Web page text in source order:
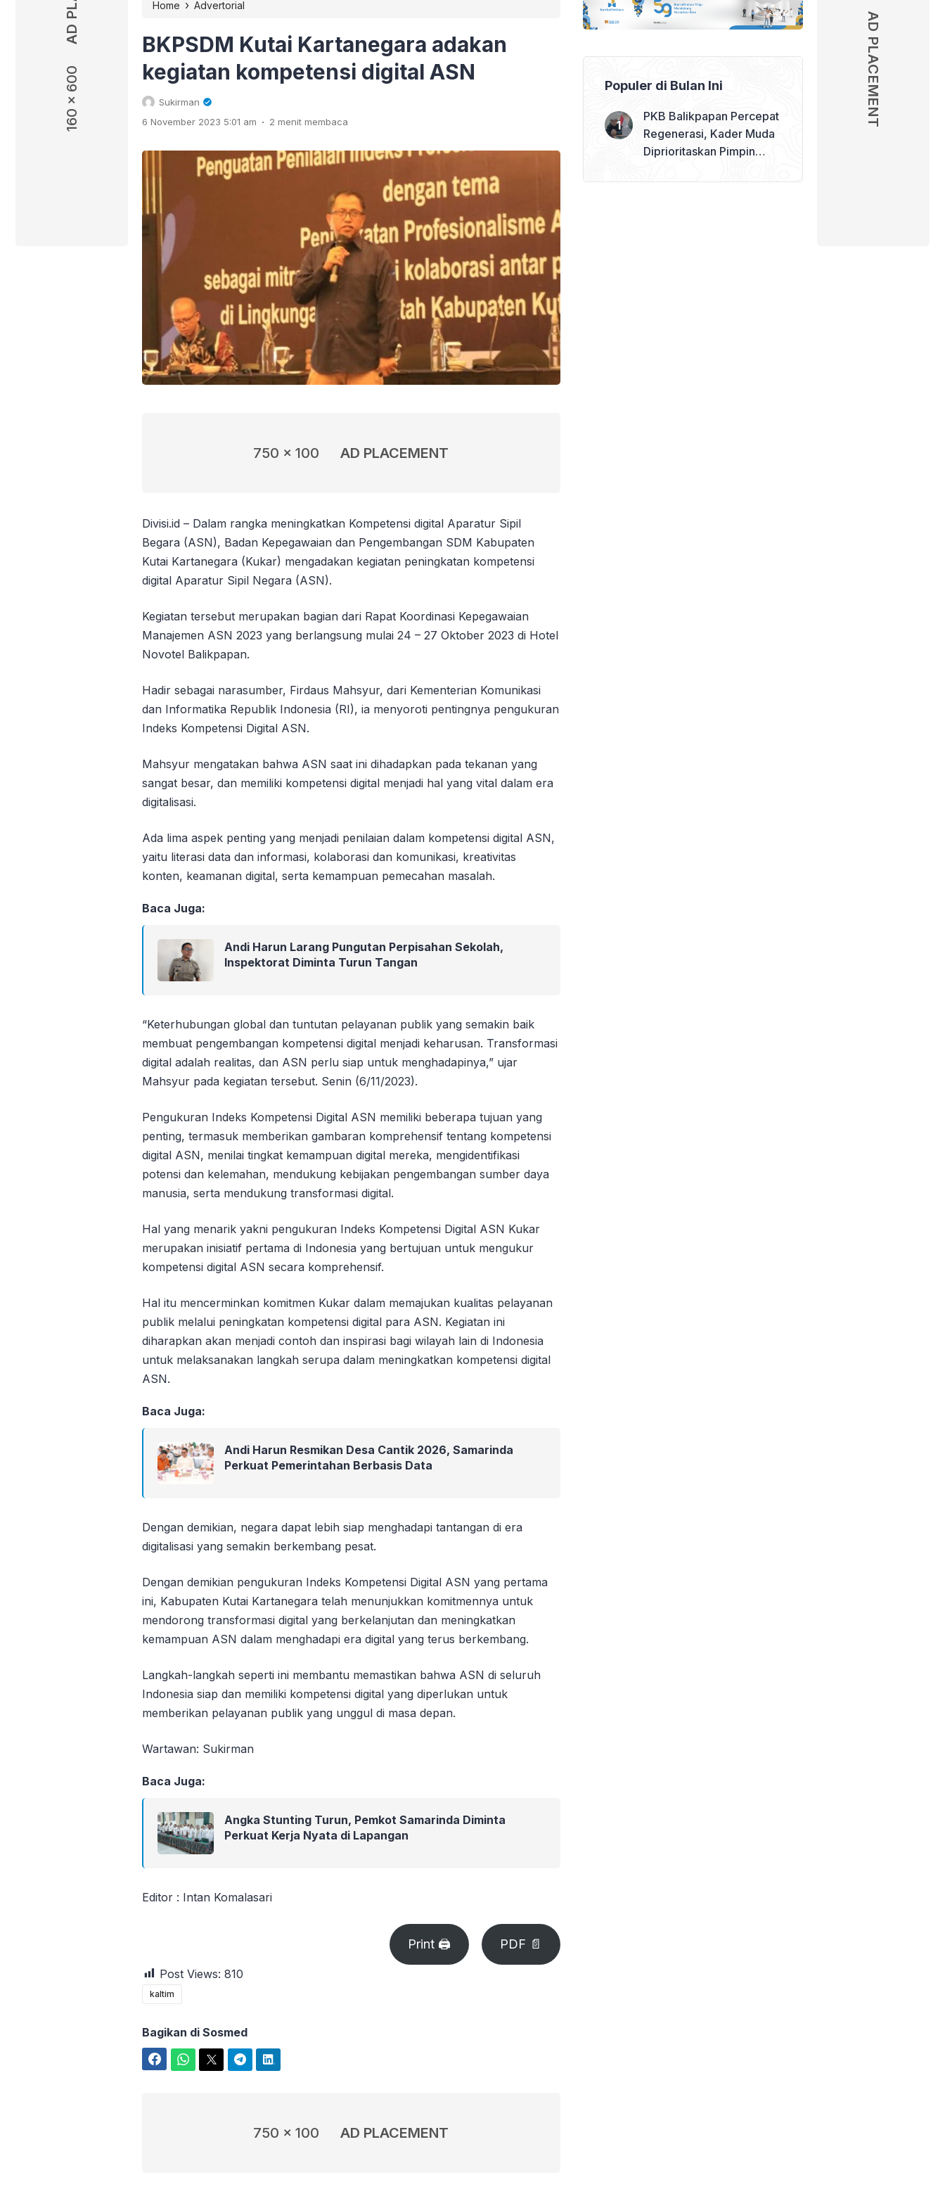
160 x 600 AD PLACEMENT
Home › Advertorial
BKPSDM Kutai Kartanegara adakan
kegiatan kompetensi digital ASN
Sukirman
6 November 2023 5:01 am . 2 menit membaca
750 x 100 AD PLACEMENT
Divisi.id – Dalam rangka meningkatkan Kompetensi digital Aparatur Sipil
Begara (ASN), Badan Kepegawaian dan Pengembangan SDM Kabupaten
Kutai Kartanegara (Kukar) mengadakan kegiatan peningkatan kompetensi
digital Aparatur Sipil Negara (ASN).
Kegiatan tersebut merupakan bagian dari Rapat Koordinasi Kepegawaian
Manajemen ASN 2023 yang berlangsung mulai 24 – 27 Oktober 2023 di Hotel
Novotel Balikpapan.
Hadir sebagai narasumber, Firdaus Mahsyur, dari Kementerian Komunikasi
dan Informatika Republik Indonesia (RI), ia menyoroti pentingnya pengukuran
Indeks Kompetensi Digital ASN.
Mahsyur mengatakan bahwa ASN saat ini dihadapkan pada tekanan yang
sangat besar, dan memiliki kompetensi digital menjadi hal yang vital dalam era
digitalisasi.
Ada lima aspek penting yang menjadi penilaian dalam kompetensi digital ASN,
yaitu literasi data dan informasi, kolaborasi dan komunikasi, kreativitas
konten, keamanan digital, serta kemampuan pemecahan masalah.
Baca Juga:
Andi Harun Larang Pungutan Perpisahan Sekolah,
Inspektorat Diminta Turun Tangan
“Keterhubungan global dan tuntutan pelayanan publik yang semakin baik
membuat pengembangan kompetensi digital menjadi keharusan. Transformasi
digital adalah realitas, dan ASN perlu siap untuk menghadapinya,” ujar
Mahsyur pada kegiatan tersebut. Senin (6/11/2023).
Pengukuran Indeks Kompetensi Digital ASN memiliki beberapa tujuan yang
penting, termasuk memberikan gambaran komprehensif tentang kompetensi
digital ASN, menilai tingkat kemampuan digital mereka, mengidentifikasi
potensi dan kelemahan, mendukung kebijakan pengembangan sumber daya
manusia, serta mendukung transformasi digital.
Hal yang menarik yakni pengukuran Indeks Kompetensi Digital ASN Kukar
merupakan inisiatif pertama di Indonesia yang bertujuan untuk mengukur
kompetensi digital ASN secara komprehensif.
Hal itu mencerminkan komitmen Kukar dalam memajukan kualitas pelayanan
publik melalui peningkatan kompetensi digital para ASN. Kegiatan ini
diharapkan akan menjadi contoh dan inspirasi bagi wilayah lain di Indonesia
untuk melaksanakan langkah serupa dalam meningkatkan kompetensi digital
ASN.
Baca Juga:
Andi Harun Resmikan Desa Cantik 2026, Samarinda
Perkuat Pemerintahan Berbasis Data
Dengan demikian, negara dapat lebih siap menghadapi tantangan di era
digitalisasi yang semakin berkembang pesat.
Dengan demikian pengukuran Indeks Kompetensi Digital ASN yang pertama
ini, Kabupaten Kutai Kartanegara telah menunjukkan komitmennya untuk
mendorong transformasi digital yang berkelanjutan dan meningkatkan
kemampuan ASN dalam menghadapi era digital yang terus berkembang.
Langkah-langkah seperti ini membantu memastikan bahwa ASN di seluruh
Indonesia siap dan memiliki kompetensi digital yang diperlukan untuk
memberikan pelayanan publik yang unggul di masa depan.
Wartawan: Sukirman
Baca Juga:
Angka Stunting Turun, Pemkot Samarinda Diminta
Perkuat Kerja Nyata di Lapangan
Editor : Intan Komalasari
Print 🖨 PDF 📄
Post Views: 810
kaltim
Bagikan di Sosmed
750 x 100 AD PLACEMENT
Populer di Bulan Ini
PKB Balikpapan Percepat
Regenerasi, Kader Muda
Diprioritaskan Pimpin